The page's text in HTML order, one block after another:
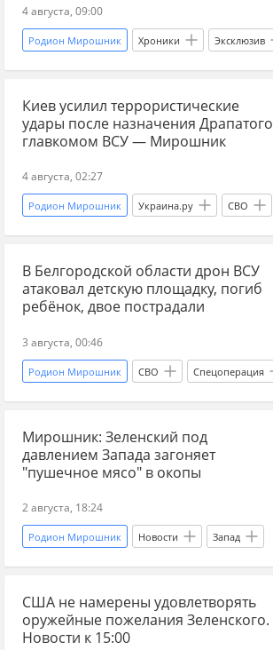
4 августа, 09:00
Родион Мирошник Хроники Эксклюзив
Россия Украина США
Владимир Зеленский Михаил Федоров
Пентагон Вооруженные силы Украины
помощь оружие ракеты
Минобороны
Киев усилил террористические
удары после назначения Драпатого
главкомом ВСУ — Мирошник
4 августа, 02:27
Родион Мирошник Украина.ру СВО
Спецоперация Россия МИД РФ
ВСУ Вооруженные силы Украины
Михаил Драпатый Украина
Военные преступления удары
мирные жители
терроризм террорист
В Белгородской области дрон ВСУ
атаковал детскую площадку, погиб
ребёнок, двое пострадали
3 августа, 00:46
Родион Мирошник СВО Спецоперация
Россия Белгородская область дети
БПЛА атака БПЛА ВСУ
Военные преступления терроризм
Мария Львова-Белова Украина.ру
Мирошник: Зеленский под
давлением Запада загоняет
"пушечное мясо" в окопы
2 августа, 18:24
Родион Мирошник Новости Запад
Украина Владимир Зеленский Россия
НАТО
США не намерены удовлетворять
оружейные пожелания Зеленского.
Новости к 15:00